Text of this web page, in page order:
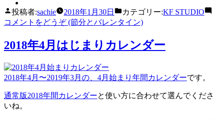
投稿者:sachie 2018年1月30日 カテゴリー:KF STUDIO
コメントをどうぞ(節分とバレンタイン)
2018年4月はじまりカレンダー
2018年4月〜2019年3月の、4月始まり年間カレンダーです。
通常版2018年間カレンダーと使い方に合わせて選んでくださ
いね。